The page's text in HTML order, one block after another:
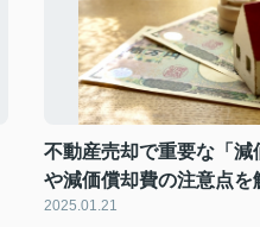
不動産売却で重要な「
や減価償却費の注意点を
2025.01.21